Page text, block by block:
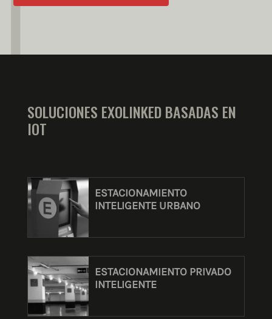
SOLUCIONES EXOLINKED BASADAS EN
IOT
ESTACIONAMIENTO
INTELIGENTE URBANO
ESTACIONAMIENTO PRIVADO
INTELIGENTE